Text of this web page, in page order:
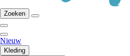
Zoeken
Nieuw
Kleding